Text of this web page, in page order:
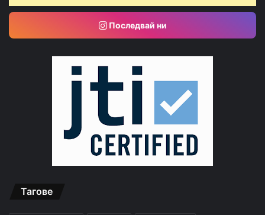
Последвай ни
Тагове